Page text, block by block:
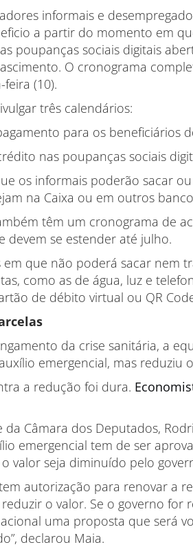
informais e
a partir do momento em
poupanças sociais digitais
O cronograma
(10).
três calendários:
para os beneficiários
nas poupanças sociais
os informais poderão sacar
na Caixa ou em outros
têm um cronograma de
devem se estender até julho.
em que não poderá sacar nem
como as de água, luz e
de débito virtual ou QR
da crise sanitária, a
emergencial, mas reduziu
a redução foi dura.
da Câmara dos Deputados,
emergencial tem de ser
valor seja diminuído pelo
autorização para renovar a
o valor. Se o governo for
uma proposta que será
declarou Maia.